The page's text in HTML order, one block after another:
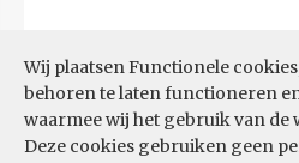
Wij plaatsen Functionele
behoren te laten functioneren
waarmee wij het gebruik van de
Deze cookies gebruiken geen
DEMOGRAFISCHE